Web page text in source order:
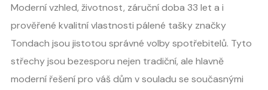
Moderní vzhled, životnost, záruční doba 33 let a i
prověřené kvalitní vlastnosti pálené tašky značky
Tondach jsou jistotou správné volby spotřebitelů. Tyto
střechy jsou bezesporu nejen tradiční, ale hlavně
moderní řešení pro váš dům v souladu se současnými